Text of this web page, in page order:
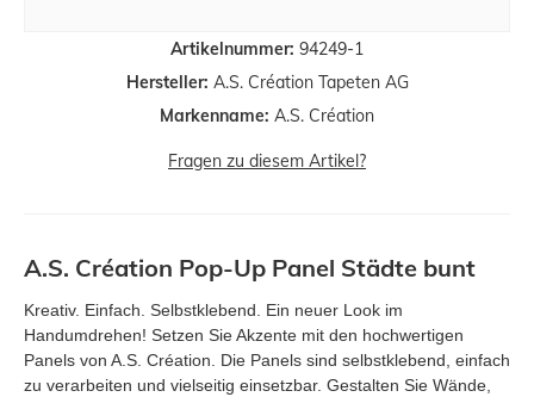
Artikelnummer: 94249-1
Hersteller: A.S. Création Tapeten AG
Markenname: A.S. Création
Fragen zu diesem Artikel?
A.S. Création Pop-Up Panel Städte bunt
Kreativ. Einfach. Selbstklebend. Ein neuer Look im
Handumdrehen! Setzen Sie Akzente mit den hochwertigen
Panels von A.S. Création. Die Panels sind selbstklebend, einfach
zu verarbeiten und vielseitig einsetzbar. Gestalten Sie Wände,